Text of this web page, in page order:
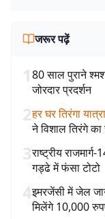
जरूर पढ़ें
180 साल पुराने
जोरदार प्रदर्शन
2हर घर तिरंगा यात्रा
ने विशाल तिरंगे का
3राष्ट्रीय
गड्ढे में फंसा टोटो
4इमरजेंसी में जेल
मिलेंगे 10,000